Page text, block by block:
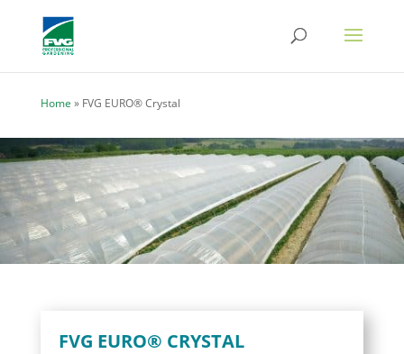
Home » FVG EURO® Crystal
FVG EURO® CRYSTAL